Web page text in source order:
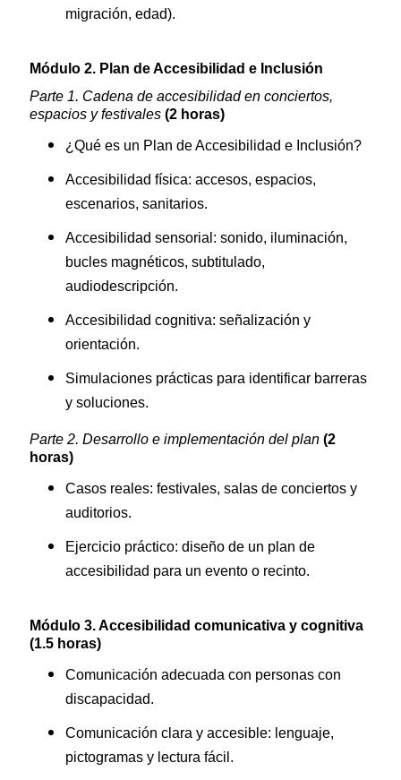
migración, edad).
Módulo 2. Plan de Accesibilidad e Inclusión
Parte 1. Cadena de accesibilidad en conciertos,
espacios y festivales (2 horas)
¿Qué es un Plan de Accesibilidad e Inclusión?
Accesibilidad física: accesos, espacios,
escenarios, sanitarios.
Accesibilidad sensorial: sonido, iluminación,
bucles magnéticos, subtitulado,
audiodescripción.
Accesibilidad cognitiva: señalización y
orientación.
Simulaciones prácticas para identificar barreras
y soluciones.
Parte 2. Desarrollo e implementación del plan (2
horas)
Casos reales: festivales, salas de conciertos y
auditorios.
Ejercicio práctico: diseño de un plan de
accesibilidad para un evento o recinto.
Módulo 3. Accesibilidad comunicativa y cognitiva
(1.5 horas)
Comunicación adecuada con personas con
discapacidad.
Comunicación clara y accesible: lenguaje,
pictogramas y lectura fácil.